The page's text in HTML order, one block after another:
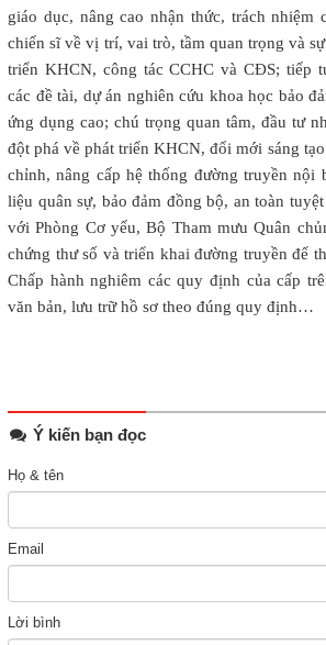
giáo dục, nâng cao nhận thức, trách nhiệm
chiến sĩ về vị trí, vai trò, tầm quan trọng và
triển KHCN, công tác CCHC và CĐS; tiếp
các đề tài, dự án nghiên cứu khoa học bảo
ứng dụng cao; chú trọng quan tâm, đầu tư
đột phá về phát triển KHCN, đổi mới sáng
chỉnh, nâng cấp hệ thống đường truyền nội
liệu quân sự, bảo đảm đồng bộ, an toàn
với Phòng Cơ yếu, Bộ Tham mưu Quân
chứng thư số và triển khai đường truyền để
Chấp hành nghiêm các quy định của cấp
văn bản, lưu trữ hồ sơ theo đúng quy định…
Ý kiến bạn đọc
Họ & tên
Email
Lời bình